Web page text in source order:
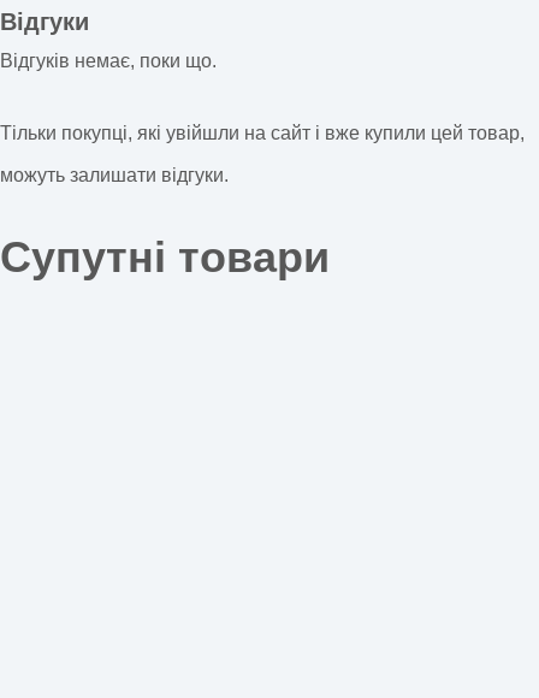
Відгуки
Відгуків немає, поки що.
Тільки покупці, які увійшли на сайт і вже купили цей товар,
можуть залишати відгуки.
Супутні товари